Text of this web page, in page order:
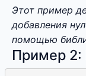
Этот пример
добавления
помощью
Пример 2: